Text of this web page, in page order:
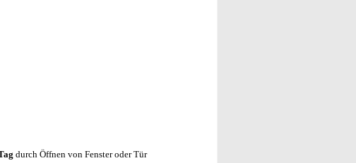
durch Öffnen von Fenster oder Tür